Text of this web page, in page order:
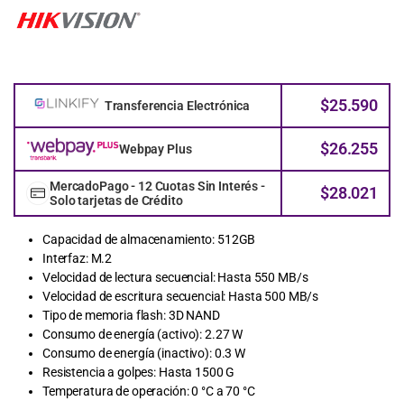
Transferencia Electrónica $25.590
Webpay Plus $26.255
MercadoPago - 12 Cuotas Sin Interés -
Solo tarjetas de Crédito
$28.021
Capacidad de almacenamiento: 512GB
Interfaz: M.2
Velocidad de lectura secuencial: Hasta 550 MB/s
Velocidad de escritura secuencial: Hasta 500 MB/s
Tipo de memoria flash: 3D NAND
Consumo de energía (activo): 2.27 W
Consumo de energía (inactivo): 0.3 W
Resistencia a golpes: Hasta 1500 G
Temperatura de operación: 0 °C a 70 °C